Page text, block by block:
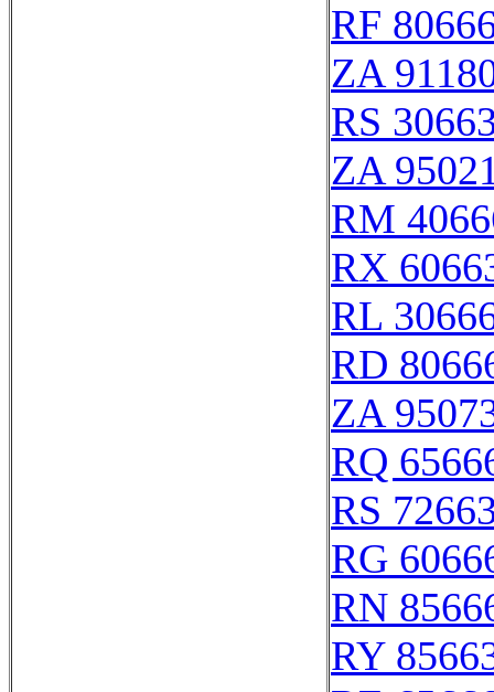
RF
ZA
RS
ZA
RM
RX
RL
RD
ZA
RQ
RS
RG
RN
RY